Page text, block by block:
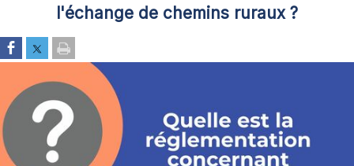
l'échange de chemins ruraux ?